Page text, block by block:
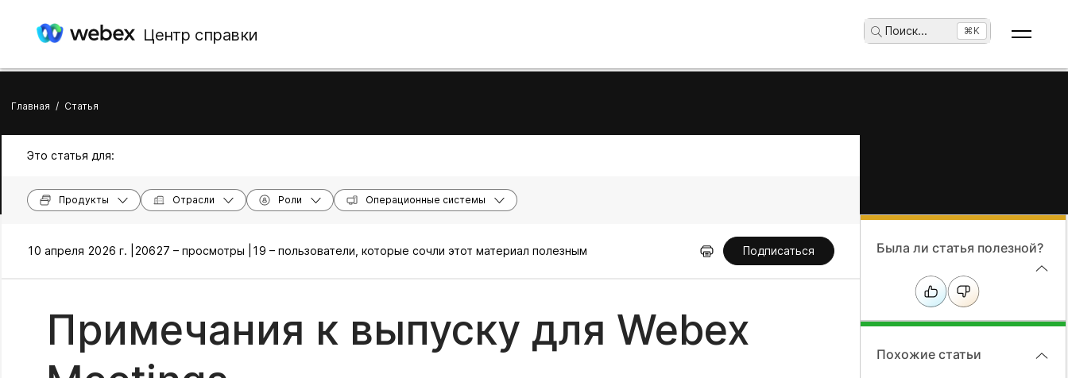
Центр справки Поиск... ⌘K
Главная / Статья
Это статья для:
Продукты Отрасли Роли Операционные системы
10 апреля 2026 г. | 20627 – просмотры | 19 – пользователи, которые сочли этот материал полезным Подписаться
Примечания к выпуску для Webex
Была ли статья полезной?
Похожие статьи